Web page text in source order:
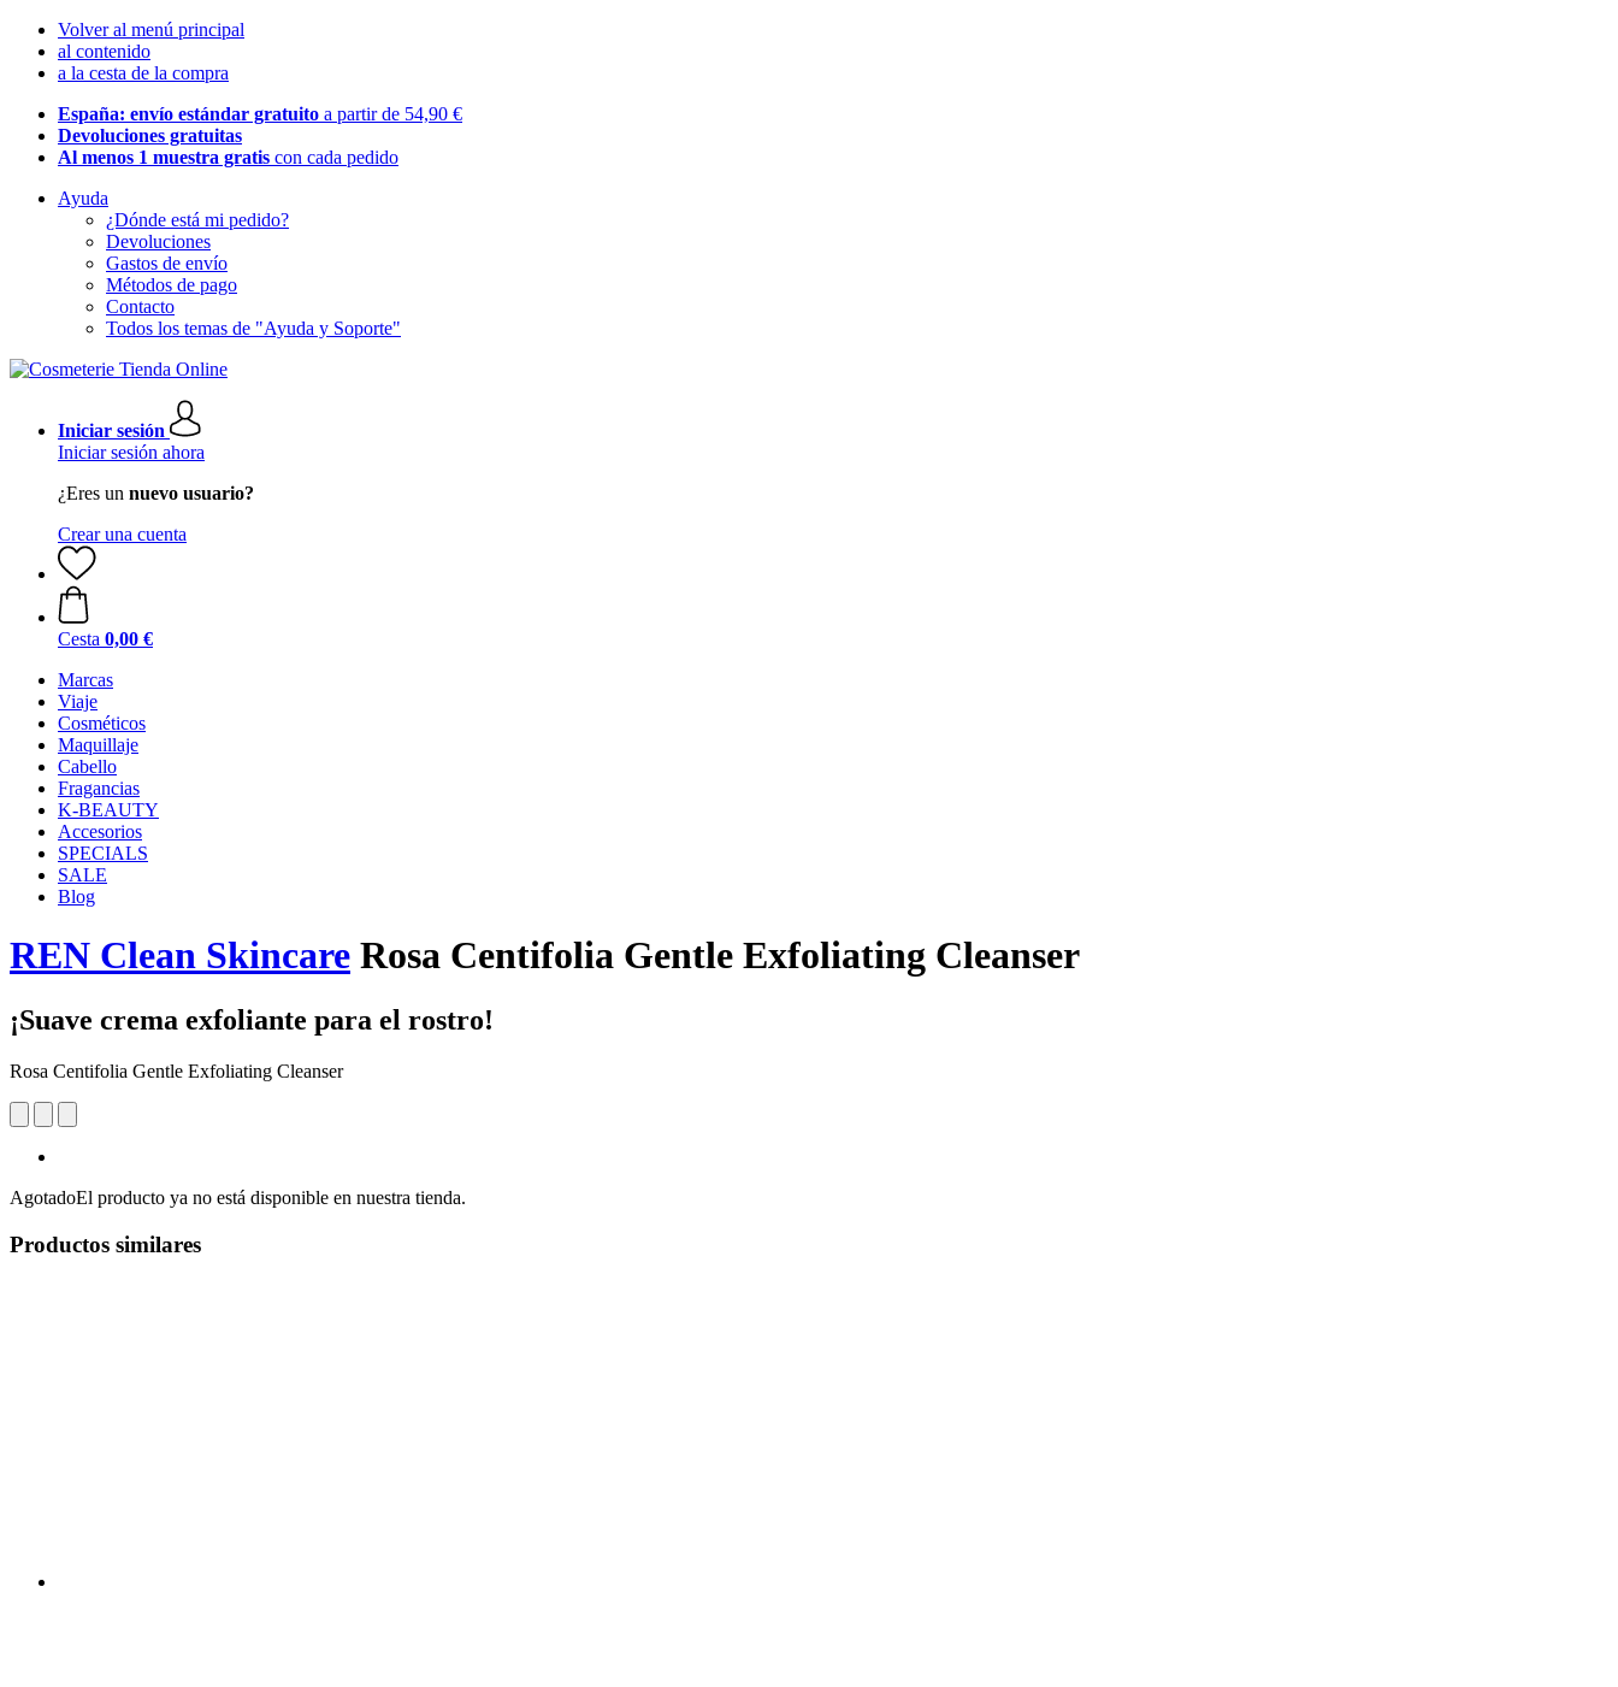
Volver al menú principal
al contenido
a la cesta de la compra
España: envío estándar gratuito a partir de 54,90 €
Devoluciones gratuitas
Al menos 1 muestra gratis con cada pedido
Ayuda
¿Dónde está mi pedido?
Devoluciones
Gastos de envío
Métodos de pago
Contacto
Todos los temas de "Ayuda y Soporte"
Iniciar sesión
Iniciar sesión ahora
¿Eres un nuevo usuario?
Crear una cuenta
Cesta 0,00 €
Marcas
Viaje
Cosméticos
Maquillaje
Cabello
Fragancias
K-BEAUTY
Accesorios
SPECIALS
SALE
Blog
REN Clean Skincare Rosa Centifolia Gentle Exfoliating Cleanser
¡Suave crema exfoliante para el rostro!
Rosa Centifolia Gentle Exfoliating Cleanser
AgotadoEl producto ya no está disponible en nuestra tienda.
Productos similares